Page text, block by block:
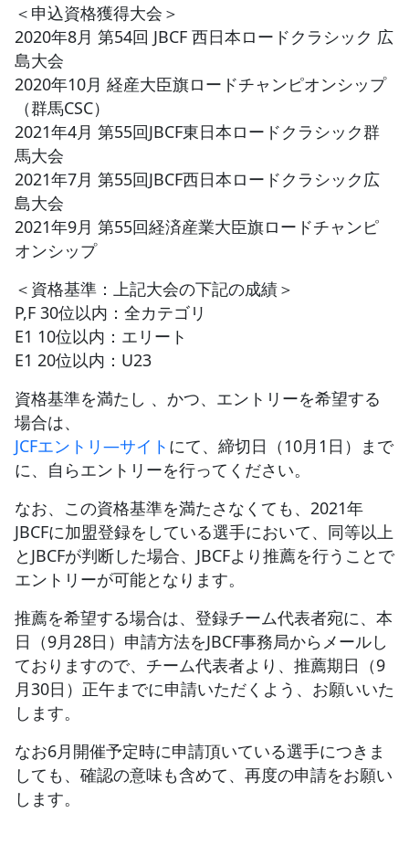
＜申込資格獲得大会＞
2020年8月 第54回 JBCF 西日本ロードクラシック 広
島大会
2020年10月 経産大臣旗ロードチャンピオンシップ
（群馬CSC）
2021年4月 第55回JBCF東日本ロードクラシック群
馬大会
2021年7月 第55回JBCF西日本ロードクラシック広
島大会
2021年9月 第55回経済産業大臣旗ロードチャンピ
オンシップ
＜資格基準：上記大会の下記の成績＞
P,F 30位以内：全カテゴリ
E1 10位以内：エリート
E1 20位以内：U23
資格基準を満たし 、かつ、エントリーを希望する
場合は、
JCFエントリ―サイト にて、締切日（10月1日）まで
に、自らエントリーを行ってください。
なお、この資格基準を満たさなくても、2021年
JBCFに加盟登録をしている選手において、同等以上
とJBCFが判断した場合、JBCFより推薦を行うことで
エントリーが可能となります。
推薦を希望する場合は、登録チーム代表者宛に、本
日（9月28日）申請方法をJBCF事務局からメールし
ておりますので、チーム代表者より、推薦期日（9
月30日）正午までに申請いただくよう、お願いいた
します。
なお6月開催予定時に申請頂いている選手につきま
しても、確認の意味も含めて、再度の申請をお願い
します。